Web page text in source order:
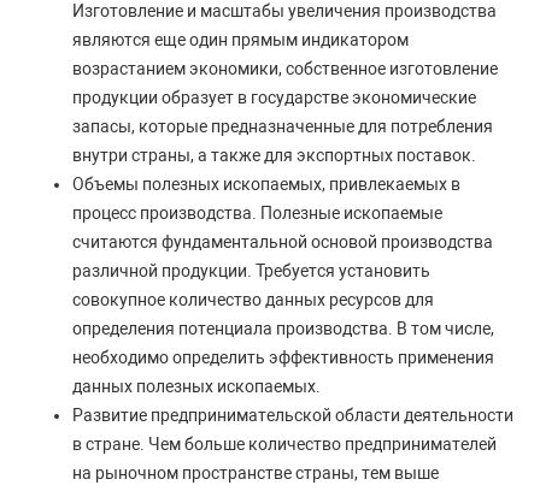
Изготовление и масштабы увеличения производства
являются еще один прямым индикатором
возрастанием экономики, собственное изготовление
продукции образует в государстве экономические
запасы, которые предназначенные для потребления
внутри страны, а также для экспортных поставок.
Объемы полезных ископаемых, привлекаемых в
процесс производства. Полезные ископаемые
считаются фундаментальной основой производства
различной продукции. Требуется установить
совокупное количество данных ресурсов для
определения потенциала производства. В том числе,
необходимо определить эффективность применения
данных полезных ископаемых.
Развитие предпринимательской области деятельности
в стране. Чем больше количество предпринимателей
на рыночном пространстве страны, тем выше